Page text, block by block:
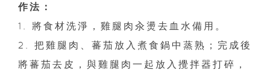
作法：
1. 將食材洗淨，雞腿肉汆燙去血水備用。
2. 把雞腿肉、蕃茄放入煮食鍋中蒸熟；完成後
將蕃茄去皮，與雞腿肉一起放入攪拌器打碎，